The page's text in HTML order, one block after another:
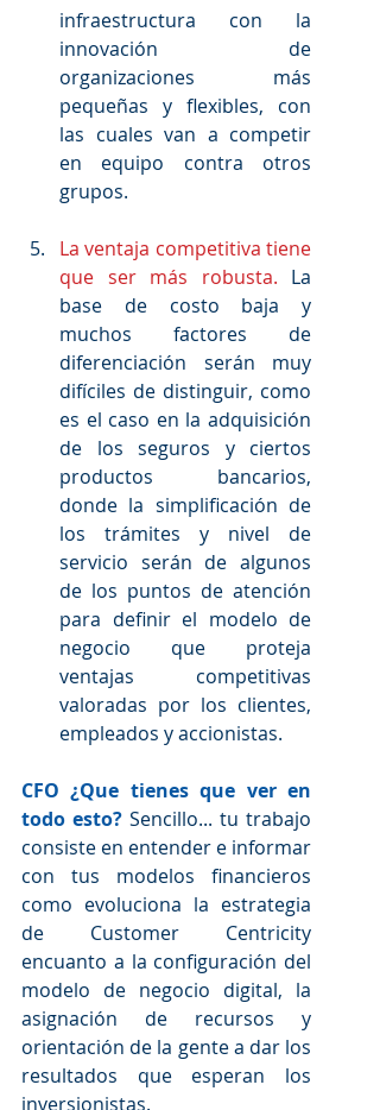
infraestructura con la
innovación de
organizaciones más
pequeñas y flexibles, con
las cuales van a competir
en equipo contra otros
grupos.
La ventaja competitiva tiene
que ser más robusta. La
base de costo baja y
muchos factores de
diferenciación serán muy
difíciles de distinguir, como
es el caso en la adquisición
de los seguros y ciertos
productos bancarios,
donde la simplificación de
los trámites y nivel de
servicio serán de algunos
de los puntos de atención
para definir el modelo de
negocio que proteja
ventajas competitivas
valoradas por los clientes,
empleados y accionistas.
CFO ¿Que tienes que ver en
todo esto? Sencillo... tu trabajo
consiste en entender e informar
con tus modelos financieros
como evoluciona la estrategia
de Customer Centricity
encuanto a la configuración del
modelo de negocio digital, la
asignación de recursos y
orientación de la gente a dar los
resultados que esperan los
inversionistas.